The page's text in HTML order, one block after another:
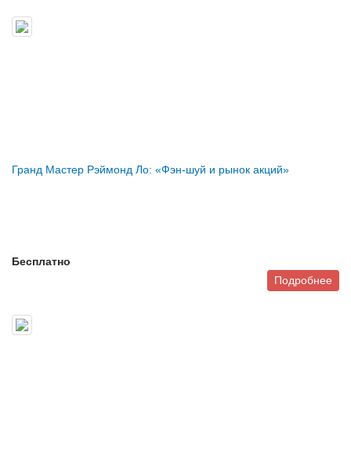
Гранд Мастер Рэймонд Ло: «Фэн-шуй и рынок акций»
Бесплатно
Подробнее